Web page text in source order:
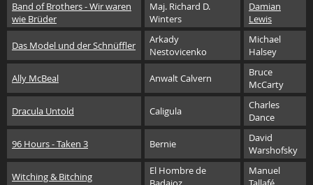
Band of Brothers - Wir waren
wie Brüder
Maj. Richard D.
Winters
Damian
Lewis
Das Model und der Schnüffler
Arkady
Nestovicenko
Michael
Halsey
Ally McBeal Anwalt Calvern
Bruce
McCarty
Dracula Untold Caligula
Charles
Dance
96 Hours - Taken 3 Bernie
David
Warshofsky
Witching & Bitching
El Hombre de
Manuel